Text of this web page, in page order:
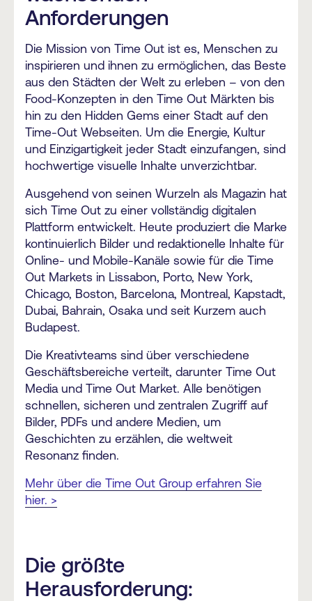
Anforderungen
Die Mission von Time Out ist es, Menschen zu
inspirieren und ihnen zu ermöglichen, das Beste
aus den Städten der Welt zu erleben – von den
Food-Konzepten in den Time Out Märkten bis
hin zu den Hidden Gems einer Stadt auf den
Time-Out Webseiten. Um die Energie, Kultur
und Einzigartigkeit jeder Stadt einzufangen, sind
hochwertige visuelle Inhalte unverzichtbar.
Ausgehend von seinen Wurzeln als Magazin hat
sich Time Out zu einer vollständig digitalen
Plattform entwickelt. Heute produziert die Marke
kontinuierlich Bilder und redaktionelle Inhalte für
Online- und Mobile-Kanäle sowie für die Time
Out Markets in Lissabon, Porto, New York,
Chicago, Boston, Barcelona, Montreal, Kapstadt,
Dubai, Bahrain, Osaka und seit Kurzem auch
Budapest.
Die Kreativteams sind über verschiedene
Geschäftsbereiche verteilt, darunter Time Out
Media und Time Out Market. Alle benötigen
schnellen, sicheren und zentralen Zugriff auf
Bilder, PDFs und andere Medien, um
Geschichten zu erzählen, die weltweit
Resonanz finden.
Mehr über die Time Out Group erfahren Sie
hier. >
Die größte
Herausforderung: